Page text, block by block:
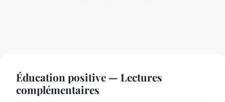
Éducation positive — Lectures
complémentaires